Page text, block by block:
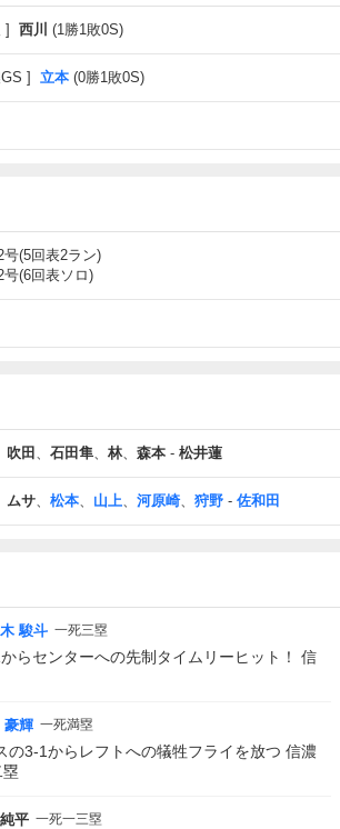
西川 (1勝1敗0S)
立本 (0勝1敗0S)
号(5回表2ラン)
(6回表ソロ)
吹田 、 石田隼、 林、 森本 - 松井蓮
ムサ、 松本、 山上、 河原崎、 狩野 - 佐和田
駿斗 一死三塁
らセンターへの先制タイムリーヒット！ 信
豪輝 一死満塁
の3-1からレフトへの犠牲フライを放つ 信濃
平 一死一三塁